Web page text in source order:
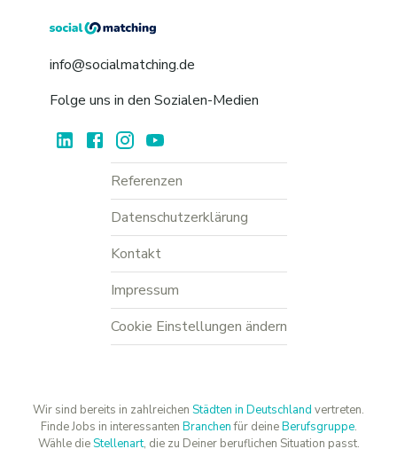
info@socialmatching.de
Folge uns in den Sozialen-Medien
Referenzen
Datenschutzerklärung
Kontakt
Impressum
Cookie Einstellungen ändern
Wir sind bereits in zahlreichen Städten in Deutschland vertreten.
Finde Jobs in interessanten Branchenfür deineBerufsgruppe.
Wähle dieStellenart, die zu Deiner beruflichen Situation passt.